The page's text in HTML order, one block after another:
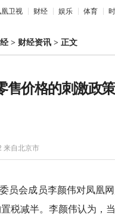
凰卫视 财经 娱乐 体育
> 财经资讯 > 正文
售价格的刺激政
来自北京市
员会成员李颜伟对凤凰
税减半。李颜伟认为，